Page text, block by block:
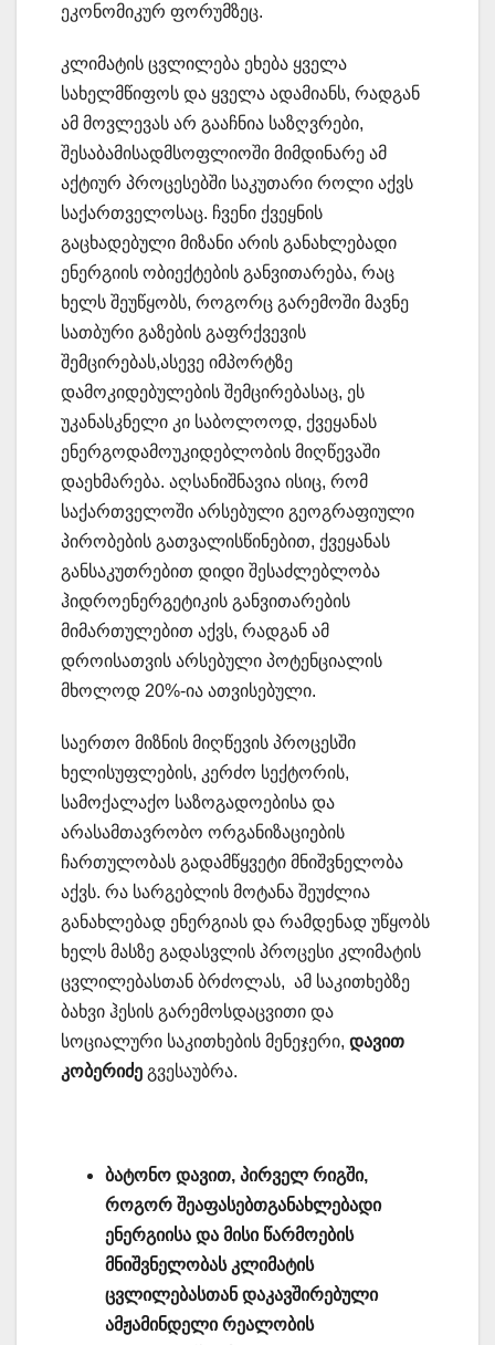
ეკონომიკურ ფორუმზეც.
კლიმატის ცვლილება ეხება ყველა
სახელმწიფოს და ყველა ადამიანს, რადგან
ამ მოვლევას არ გააჩნია საზღვრები,
შესაბამისადმსოფლიოში მიმდინარე ამ
აქტიურ პროცესებში საკუთარი როლი აქვს
საქართველოსაც. ჩვენი ქვეყნის
გაცხადებული მიზანი არის განახლებადი
ენერგიის ობიექტების განვითარება, რაც
ხელს შეუწყობს, როგორც გარემოში მავნე
სათბური გაზების გაფრქვევის
შემცირებას,ასევე იმპორტზე
დამოკიდებულების შემცირებასაც, ეს
უკანასკნელი კი საბოლოოდ, ქვეყანას
ენერგოდამოუკიდებლობის მიღწევაში
დაეხმარება. აღსანიშნავია ისიც, რომ
საქართველოში არსებული გეოგრაფიული
პირობების გათვალისწინებით, ქვეყანას
განსაკუთრებით დიდი შესაძლებლობა
ჰიდროენერგეტიკის განვითარების
მიმართულებით აქვს, რადგან ამ
დროისათვის არსებული პოტენციალის
მხოლოდ 20%-ია ათვისებული.
საერთო მიზნის მიღწევის პროცესში
ხელისუფლების, კერძო სექტორის,
სამოქალაქო საზოგადოებისა და
არასამთავრობო ორგანიზაციების
ჩართულობას გადამწყვეტი მნიშვნელობა
აქვს. რა სარგებლის მოტანა შეუძლია
განახლებად ენერგიას და რამდენად უწყობს
ხელს მასზე გადასვლის პროცესი კლიმატის
ცვლილებასთან ბრძოლას, ამ საკითხებზე
ბახვი ჰესის გარემოსდაცვითი და
სოციალური საკითხების მენეჯერი, დავით
კობერიძე გვესაუბრა.
ბატონო დავით, პირველ რიგში,
როგორ შეაფასებთგანახლებადი
ენერგიისა და მისი წარმოების
მნიშვნელობას კლიმატის
ცვლილებასთან დაკავშირებული
ამჟამინდელი რეალობის